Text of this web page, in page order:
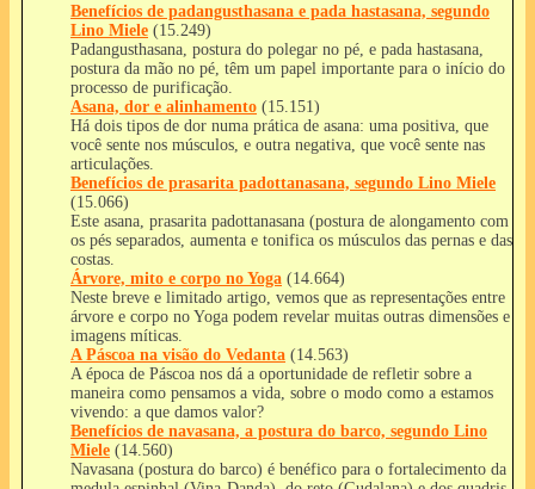
Benefícios de padangusthasana e pada hastasana, segundo
Lino Miele (15.249)
Padangusthasana, postura do polegar no pé, e pada hastasana,
postura da mão no pé, têm um papel importante para o início do
processo de purificação.
Asana, dor e alinhamento (15.151)
Há dois tipos de dor numa prática de asana: uma positiva, que
você sente nos músculos, e outra negativa, que você sente nas
articulações.
Benefícios de prasarita padottanasana, segundo Lino Miele
(15.066)
Este asana, prasarita padottanasana (postura de alongamento com
os pés separados, aumenta e tonifica os músculos das pernas e das
costas.
Árvore, mito e corpo no Yoga (14.664)
Neste breve e limitado artigo, vemos que as representações entre
árvore e corpo no Yoga podem revelar muitas outras dimensões e
imagens míticas.
A Páscoa na visão do Vedanta (14.563)
A época de Páscoa nos dá a oportunidade de refletir sobre a
maneira como pensamos a vida, sobre o modo como a estamos
vivendo: a que damos valor?
Benefícios de navasana, a postura do barco, segundo Lino
Miele (14.560)
Navasana (postura do barco) é benéfico para o fortalecimento da